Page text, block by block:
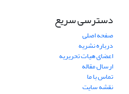
دسترسی سریع
صفحه اصلی
درباره نشریه
اعضای هیات تحریریه
ارسال مقاله
تماس با ما
نقشه سایت